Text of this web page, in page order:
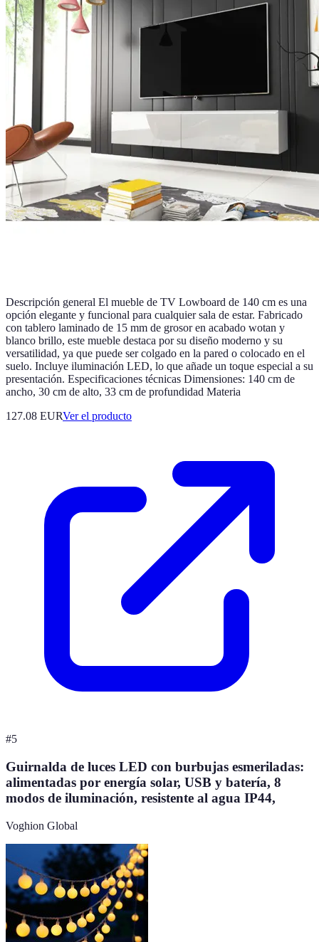
Descripción general El mueble de TV Lowboard de 140 cm es una
opción elegante y funcional para cualquier sala de estar. Fabricado
con tablero laminado de 15 mm de grosor en acabado wotan y
blanco brillo, este mueble destaca por su diseño moderno y su
versatilidad, ya que puede ser colgado en la pared o colocado en el
suelo. Incluye iluminación LED, lo que añade un toque especial a su
presentación. Especificaciones técnicas Dimensiones: 140 cm de
ancho, 30 cm de alto, 33 cm de profundidad Materia
127.08 EURVer el producto
#5
Guirnalda de luces LED con burbujas esmeriladas:
alimentadas por energía solar, USB y batería, 8
modos de iluminación, resistente al agua IP44,
Voghion Global